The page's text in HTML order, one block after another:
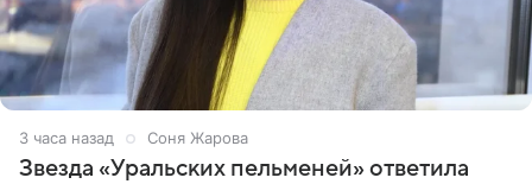
3 часа назад Соня Жарова
Звезда «Уральских пельменей» ответила